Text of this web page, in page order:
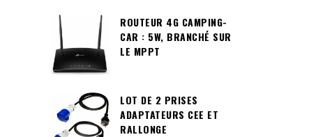
ROUTEUR 4G CAMPING-
CAR : 5W, BRANCHÉ SUR
LE MPPT
LOT DE 2 PRISES
ADAPTATEURS CEE ET
RALLONGE